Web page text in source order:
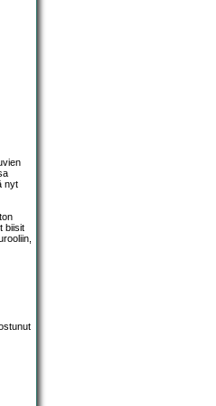
nyt
biisit